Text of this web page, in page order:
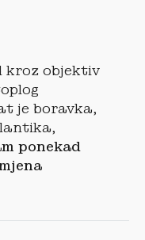
kroz objektiv
je boravka,
ponekad